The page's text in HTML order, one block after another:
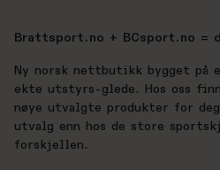
Brattsport.no + BCsport.no =
Ny norsk nettbutikk bygget på
ekte utstyrs-glede. Hos oss
nøye utvalgte produkter for
utvalg enn hos de store
forskjellen.